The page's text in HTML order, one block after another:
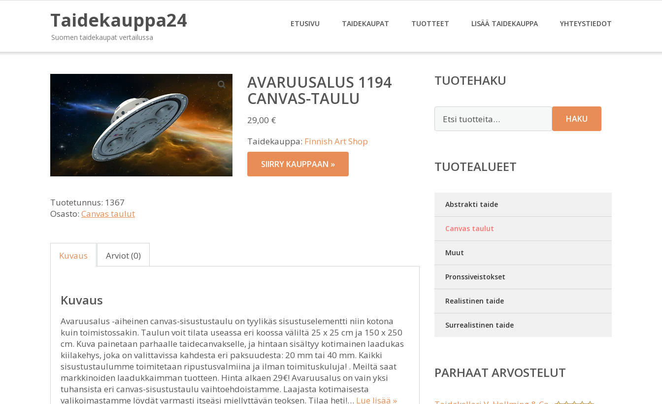
Taidekauppa24
Suomen taidekaupat vertailussa
ETUSIVU TAIDEKAUPAT TUOTTEET LISÄÄ TAIDEKAUPPA YHTEYSTIEDOT
AVARUUSALUS 1194
CANVAS-TAULU
29,00 €
Taidekauppa: Finnish Art Shop
SIIRRY KAUPPAAN »
Tuotetunnus: 1367
Osasto: Canvas taulut
Kuvaus Arviot (0)
Kuvaus
Avaruusalus -aiheinen canvas-sisustustaulu on tyylikäs sisustuselementti niin kotona
kuin toimistossakin. Taulun voit tilata useassa eri koossa väliltä 25 x 25 cm ja 150 x 250
cm. Kuva painetaan parhaalle taidecanvakselle, ja hintaan sisältyy kotimainen laadukas
kiilakehys, joka on valittavissa kahdesta eri paksuudesta: 20 mm tai 40 mm. Kaikki
sisustustaulumme toimitetaan ripustusvalmiina ja ilman toimituskuluja! . Meiltä saat
markkinoiden laadukkaimman tuotteen. Hinta alkaen 29€! Avaruusalus on vain yksi
tuhansista eri canvas-sisustustaulu vaihtoehdoistamme. Laajasta kotimaisesta
valikoimastamme löydät varmasti itseäsi miellyttävän teoksen. Tilaa heti!… Lue lisää »
TUOTEHAKU
HAKU
TUOTEALUEET
Abstrakti taide
Canvas taulut
Muut
Pronssiveistokset
Realistinen taide
Surrealistinen taide
PARHAAT ARVOSTELUT